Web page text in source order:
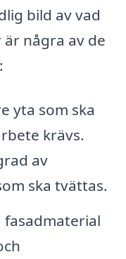
bild av vad
några av de
yta som ska
krävs.
av
ska tvättas.
fasadmaterial